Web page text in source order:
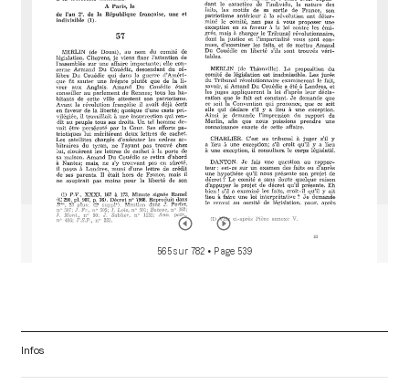
565 sur 782 • Page 539
Infos